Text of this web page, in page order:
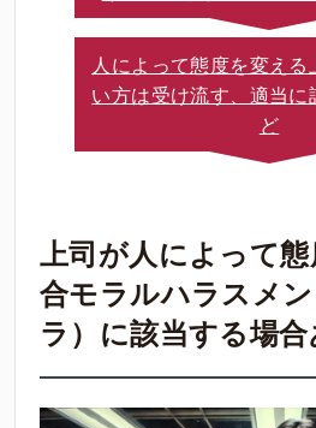
人によって態度を変える
い方は受け流す、適当に
ど
上司が人によって
合モラルハラスメ
ラ）に該当する場合